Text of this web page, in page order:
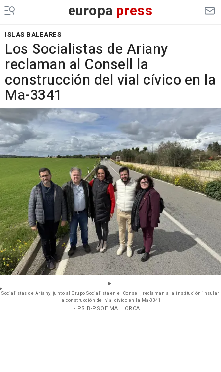
europa press
ISLAS BALEARES
Los Socialistas de Ariany
reclaman al Consell la
construcción del vial cívico en la
Ma-3341
Socialistas de Ariany, junto al Grupo Socialista en el Consell, reclaman a la institución insular
la construcción del vial cívico en la Ma-3341
- PSIB-PSOE MALLORCA